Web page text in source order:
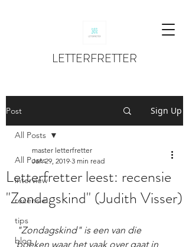
LETTERFRETTER
Post Sign Up
All Posts
interview
recensie
tips
blog
All Posts
Letterfretter leest: recensie
"Zondagskind" (Judith Visser)
master letterfretter
Jan 29, 2019 3 min read
"Zondagskind" is een van die
boeken waar het vaak over gaat in